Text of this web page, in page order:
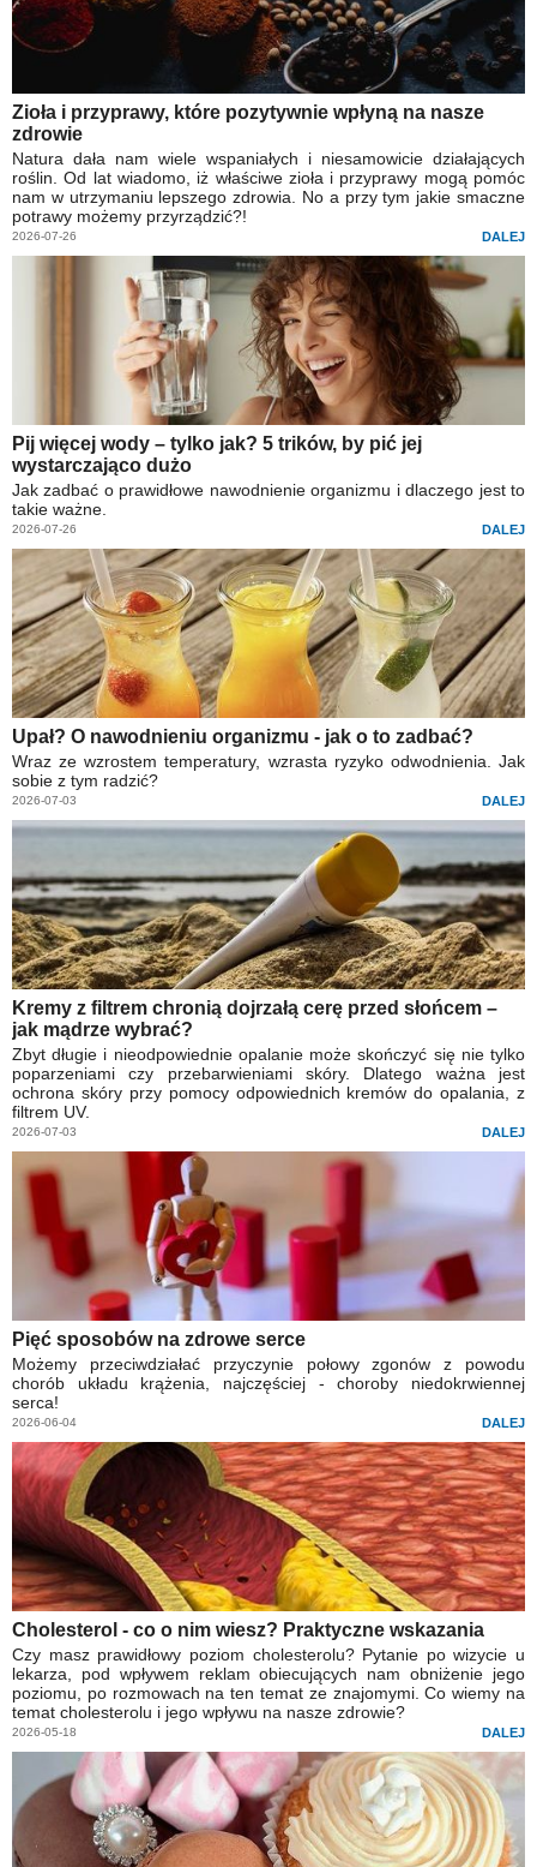
Zioła i przyprawy, które pozytywnie wpłyną na nasze
zdrowie
Natura dała nam wiele wspaniałych i niesamowicie działających
roślin. Od lat wiadomo, iż właściwe zioła i przyprawy mogą pomóc
nam w utrzymaniu lepszego zdrowia. No a przy tym jakie smaczne
potrawy możemy przyrządzić?!
2026-07-26 DALEJ
Pij więcej wody – tylko jak? 5 trików, by pić jej
wystarczająco dużo
Jak zadbać o prawidłowe nawodnienie organizmu i dlaczego jest to
takie ważne.
2026-07-26 DALEJ
Upał? O nawodnieniu organizmu - jak o to zadbać?
Wraz ze wzrostem temperatury, wzrasta ryzyko odwodnienia. Jak
sobie z tym radzić?
2026-07-03 DALEJ
Kremy z filtrem chronią dojrzałą cerę przed słońcem –
jak mądrze wybrać?
Zbyt długie i nieodpowiednie opalanie może skończyć się nie tylko
poparzeniami czy przebarwieniami skóry. Dlatego ważna jest
ochrona skóry przy pomocy odpowiednich kremów do opalania, z
filtrem UV.
2026-07-03 DALEJ
Pięć sposobów na zdrowe serce
Możemy przeciwdziałać przyczynie połowy zgonów z powodu
chorób układu krążenia, najczęściej - choroby niedokrwiennej
serca!
2026-06-04 DALEJ
Cholesterol - co o nim wiesz? Praktyczne wskazania
Czy masz prawidłowy poziom cholesterolu? Pytanie po wizycie u
lekarza, pod wpływem reklam obiecujących nam obniżenie jego
poziomu, po rozmowach na ten temat ze znajomymi. Co wiemy na
temat cholesterolu i jego wpływu na nasze zdrowie?
2026-05-18 DALEJ